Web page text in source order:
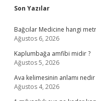
Sidebar
Son Yazılar
Bağcılar Medicine hangi
Ağustos 6, 2026
Kaplumbağa amfibi midir ?
Ağustos 5, 2026
Ava kelimesinin anlamı nedir
Ağustos 4, 2026